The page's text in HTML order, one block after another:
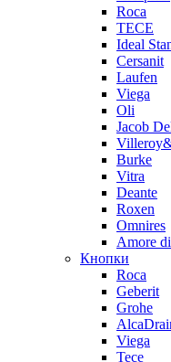
Roca
TECE
Ideal
Cersanit
Laufen
Viega
Oli
Jacob
Burke
Vitra
Deante
Roxen
Omnires
Amore
Кнопки
Roca
Geberit
Grohe
Viega
Tece